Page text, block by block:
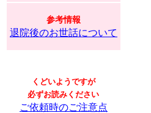
参考情報
退院後のお世話について
くどいようですが
必ずお読みください
ご依頼時のご注意点